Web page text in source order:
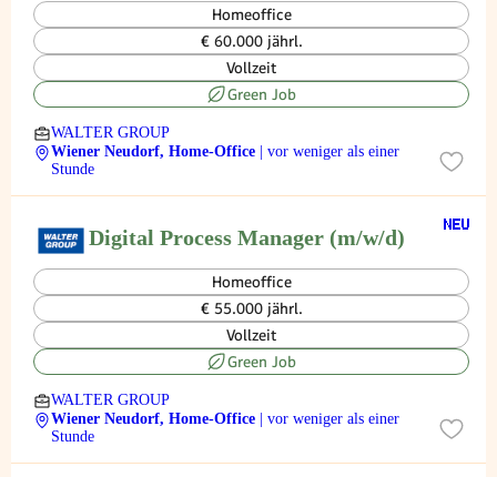
Homeoffice
€ 60.000 jährl.
Vollzeit
Green Job
WALTER GROUP
Wiener Neudorf, Home-Office
| vor weniger als einer
Stunde
Digital Process Manager (m/w/d)
Homeoffice
€ 55.000 jährl.
Vollzeit
Green Job
WALTER GROUP
Wiener Neudorf, Home-Office
| vor weniger als einer
Stunde